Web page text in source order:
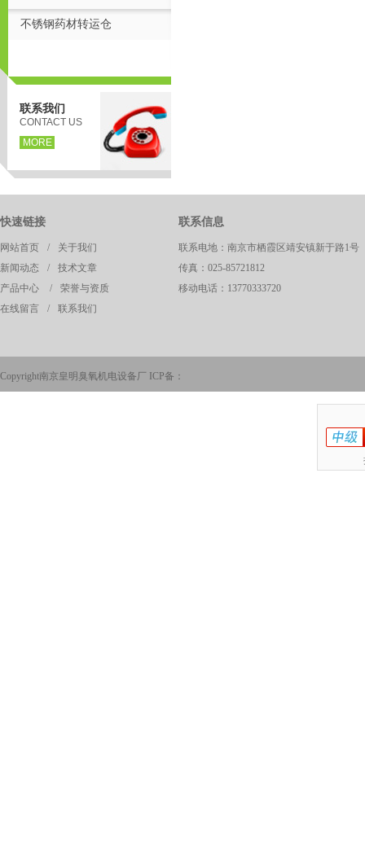
不锈钢药材转运仓
联系我们
CONTACT US
MORE
快速链接
网站首页 /
关于我们
新闻动态
/
技术文章
产品中心
/
荣誉与资质
在线留言
/ 联系我们
联系信息
联系电地：南京市栖霞区靖安镇新于路1号
传真：025-85721812
移动电话：13770333720
Copyright南京皇明臭氧机电设备厂 ICP备：